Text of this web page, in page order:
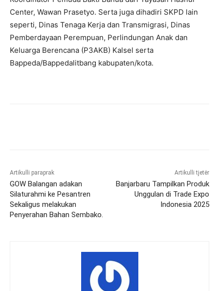
Center, Wawan Prasetyo. Serta juga dihadiri SKPD lain
seperti, Dinas Tenaga Kerja dan Transmigrasi, Dinas
Pemberdayaan Perempuan, Perlindungan Anak dan
Keluarga Berencana (P3AKB) Kalsel serta
Bappeda/Bappedalitbang kabupaten/kota.
Artikulli paraprak
GOW Balangan adakan
Silaturahmi ke Pesantren
Sekaligus melakukan
Penyerahan Bahan Sembako.
Artikulli tjetër
Banjarbaru Tampilkan Produk
Unggulan di Trade Expo
Indonesia 2025